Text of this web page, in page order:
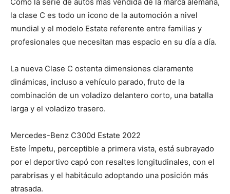
la clase C es todo un icono de la automoción a nivel
mundial y el modelo Estate referente entre familias y
profesionales que necesitan mas espacio en su día a día.
La nueva Clase C ostenta dimensiones claramente
dinámicas, incluso a vehículo parado, fruto de la
combinación de un voladizo delantero corto, una batalla
larga y el voladizo trasero.
Mercedes-Benz C300d Estate 2022
Este ímpetu, perceptible a primera vista, está subrayado
por el deportivo capó con resaltes longitudinales, con el
parabrisas y el habitáculo adoptando una posición más
atrasada.